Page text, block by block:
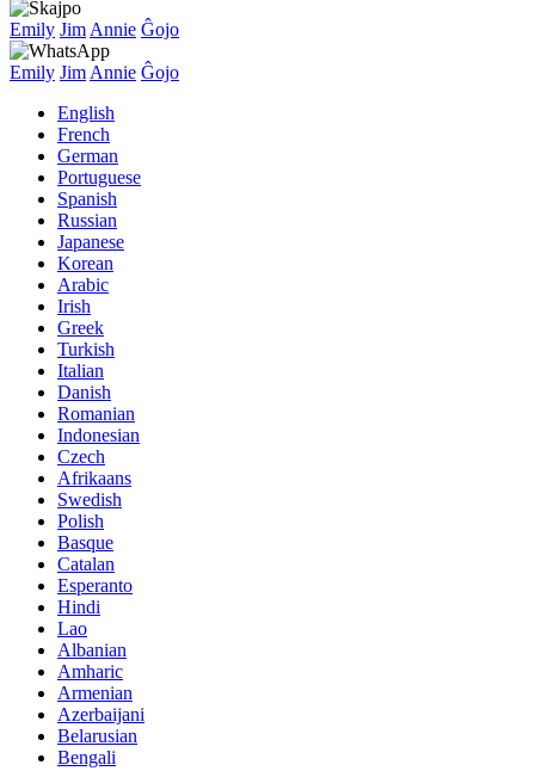
Emily Jim Annie Ĝojo
Emily Jim Annie Ĝojo
English
French
German
Portuguese
Spanish
Russian
Japanese
Korean
Arabic
Irish
Greek
Turkish
Italian
Danish
Romanian
Indonesian
Czech
Afrikaans
Swedish
Polish
Basque
Catalan
Esperanto
Hindi
Lao
Albanian
Amharic
Armenian
Azerbaijani
Belarusian
Bengali